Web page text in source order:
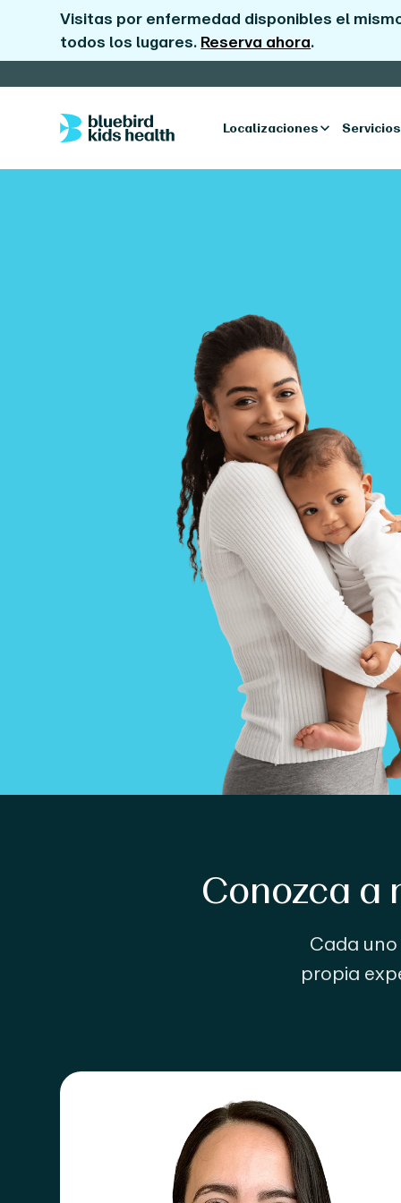
Visitas por enfermedad disponibles el
todos los lugares. Reserva ahora.
Localizaciones Servicios
Conozca a
Cada
propia